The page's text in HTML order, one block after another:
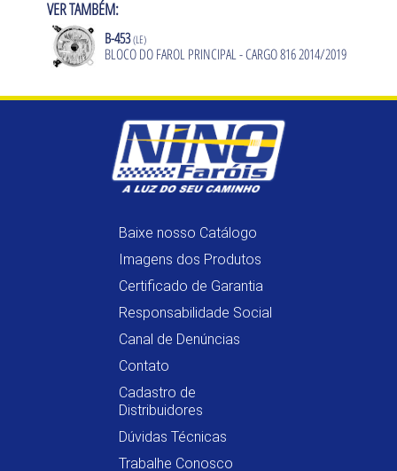
VER TAMBÉM:
B-453 (LE)
BLOCO DO FAROL PRINCIPAL - CARGO 816 2014/2019
Baixe nosso Catálogo
Imagens dos Produtos
Certificado de Garantia
Responsabilidade Social
Canal de Denúncias
Contato
Cadastro de
Distribuidores
Dúvidas Técnicas
Trabalhe Conosco